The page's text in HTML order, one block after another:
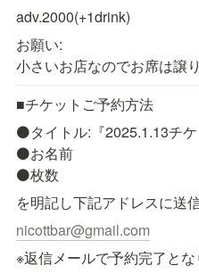
adv.2000(+1drink)
お願い:
小さいお店なのでお席は譲
■チケットご予約方法
⚫タイトル:『2025.1.13チケ
⚫お名前
⚫枚数
を明記し下記アドレスに送
nicottbar@gmail.com
※返信メールで予約完了とな